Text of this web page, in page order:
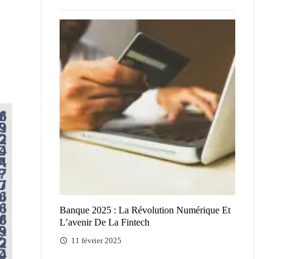
Banque 2025 : La Révolution Numérique Et
L’avenir De La Fintech
11 février 2025